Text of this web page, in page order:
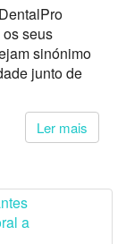
seus
sinónimo
junto de
Ler mais